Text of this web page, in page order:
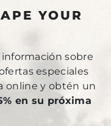
YOUR
sobre
especiales
online y obtén un
en su próxima